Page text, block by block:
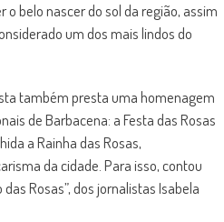
o belo nascer do sol da região, assim
um dos mais lindos do
também presta uma homenagem
de Barbacena: a Festa das Rosas
a Rainha das Rosas,
da cidade. Para isso, contou
Rosas”, dos jornalistas Isabela